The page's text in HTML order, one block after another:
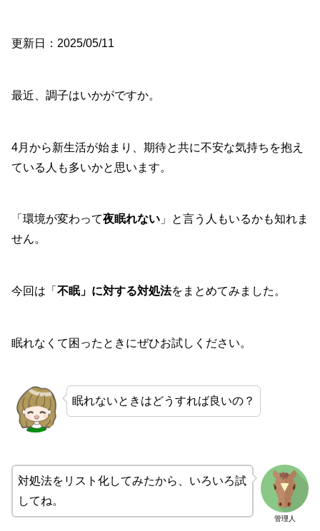
更新日：2025/05/11
最近、調子はいかがですか。
4月から新生活が始まり、期待と共に不安な気持ちを抱え
ている人も多いかと思います。
「環境が変わって夜眠れない 」と言う人もいるかも知れま
せん。
今回は「 不眠」に対する対処法をまとめてみました。
眠れなくて困ったときにぜひお試しください。
眠れないときはどうすれば良いの？
管理人
対処法をリスト化してみたから、いろいろ試
してね。